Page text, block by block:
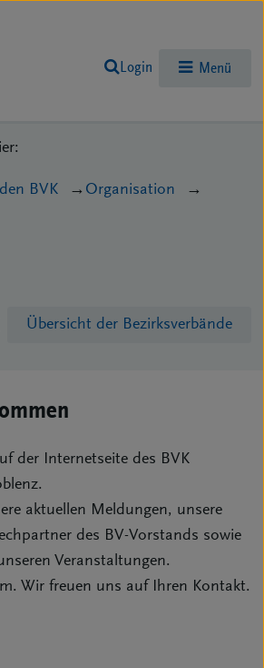
Login Menü
BVK
Organisation
Übersicht der Bezirksverbände
der Internetseite des BVK
aktuellen Meldungen, unsere
des BV-Vorstands sowie
Veranstaltungen.
Wir freuen uns auf Ihren Kontakt.